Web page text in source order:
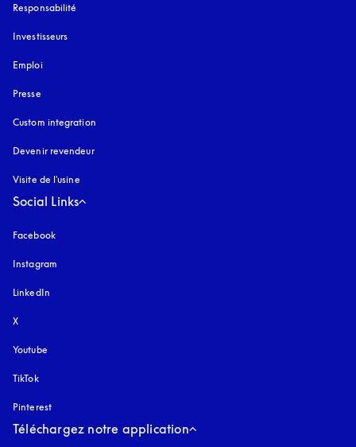
Responsabilité
Investisseurs
Emploi
Presse
Custom integration
Devenir revendeur
Visite de l'usine
Social Links
Facebook
Instagram
LinkedIn
X
Youtube
TikTok
Pinterest
Téléchargez notre application